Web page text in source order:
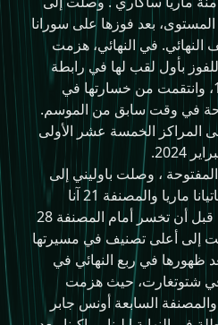
بعد فوزها على سورانا
النهائي. في النهائي، هزمت
للفوز بأول لقب لها في رابطة
محترفات التنس 1000، وانتقمت من خسارتها في
في وقت سابق من الموسم.
المراكز الخمسة عشر الأولى
، وصلت باوليني إلى
الدور الرابع، وهزمت تاتيانا ماريا والمصنفة 21 آنا
كالينسكايا مرة أخرى، قبل أن تخسر أمام المصنفة 28
إلى أعلى تصنيف في مسيرتها
وهو رقم 13 بعد ظهورها في ربع النهائي في
شتوتغارت، حيث هزمت
السابعة أونس جابر